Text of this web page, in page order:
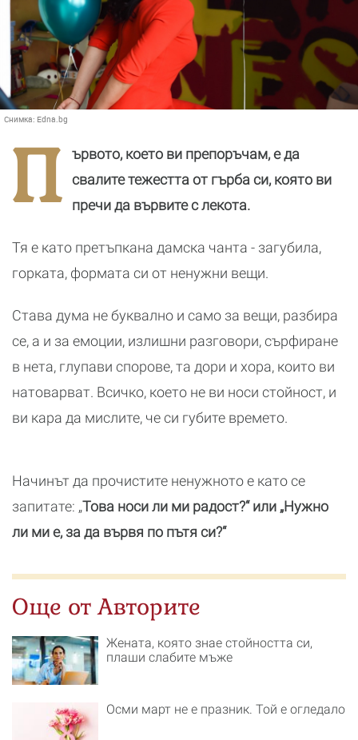
Снимка: Edna.bg
П
ървото, което ви препоръчам, е да
свалите тежестта от гърба си, която ви
пречи да вървите с лекота.
Тя е като претъпкана дамска чанта - загубила,
горката, формата си от ненужни вещи.
Става дума не буквално и само за вещи, разбира
се, а и за емоции, излишни разговори, сърфиране
в нета, глупави спорове, та дори и хора, които ви
натоварват. Всичко, което не ви носи стойност, и
ви кара да мислите, че си губите времето.
Начинът да прочистите ненужното е като се
запитате: „Това носи ли ми радост?“ или „Нужно
ли ми е, за да вървя по пътя си?“
Още от Авторите
Жената, която знае стойността си,
плаши слабите мъже
Осми март не е празник. Той е огледало